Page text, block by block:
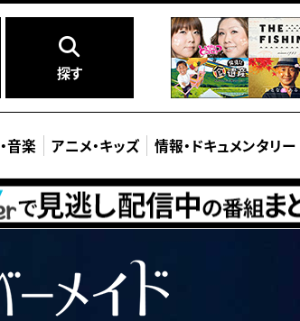
探す
・音楽 アニメ・キッズ 情報・ ドキュメンタリー